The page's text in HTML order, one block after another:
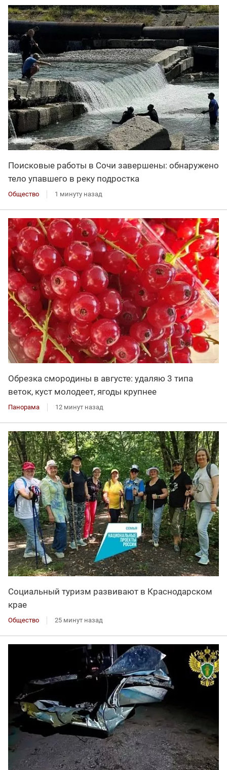
Поисковые работы в Сочи завершены: обнаружено
тело упавшего в реку подростка
Общество 1 минуту назад
Обрезка смородины в августе: удаляю 3 типа
веток, куст молодеет, ягоды крупнее
Панорама 12 минут назад
Социальный туризм развивают в Краснодарском
крае
Общество 25 минут назад